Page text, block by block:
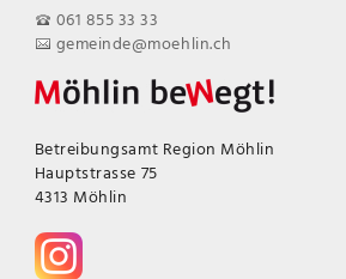
061 855 33 33
gemeinde@moehlin.ch
Betreibungsamt Region Möhlin
Hauptstrasse 75
4313 Möhlin